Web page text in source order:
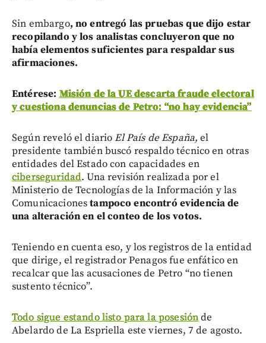
Sin embargo, no entregó las pruebas que dijo estar
recopilando y los analistas concluyeron que no
había elementos suficientes para respaldar sus
afirmaciones.
Entérese: Misión de la UE descarta fraude electoral
y cuestiona denuncias de Petro: “no hay evidencia”
Según reveló el diarioEl País de España, el
presidente también buscó respaldo técnico en otras
entidades del Estado con capacidades en
ciberseguridad. Una revisión realizada por el
Ministerio de Tecnologías de la Información y las
Comunicacionestampoco encontró evidencia de
una alteración en el conteo de los votos.
Teniendo en cuenta eso, y los registros de la entidad
que dirige, el registrador Penagos fue enfático en
recalcar que las acusaciones de Petro “no tienen
sustento técnico”.
Todo sigue estando listo para la posesiónde
Abelardo de La Espriella este viernes, 7 de agosto.